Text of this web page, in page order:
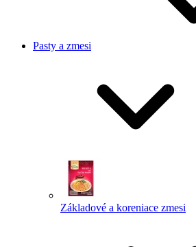
Pasty a zmesi
Základové a koreniace zmesi